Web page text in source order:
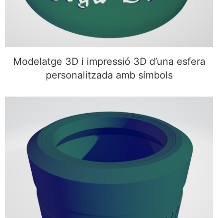
Modelatge 3D i impressió 3D d’una esfera
personalitzada amb símbols
Modelatge 3D d’un objectiu personalitzat per a